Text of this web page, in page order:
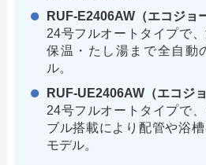
RUF-E2406AW（エコジョ
24号フルオートタイプで
保温・たし湯まで全自動
ル。
RUF-UE2406AW（エコジョ
24号フルオートタイプで
ブル搭載により配管や浴
モデル。